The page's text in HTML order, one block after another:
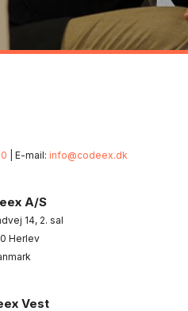
| E-mail: info@codeex.dk
A/S
14, 2. sal
Herlev
Vest